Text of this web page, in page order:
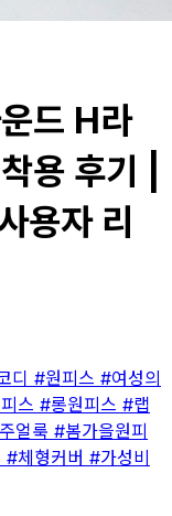
드 H라
용 후기 |
용자 리
디 #원피스 #여성의
스 #롱원피스 #랩
얼룩 #봄가을원피
#체형커버 #가성비